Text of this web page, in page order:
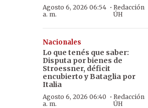
Agosto 6, 2026 06:54
a. m.
· Redacción
ÚH
Nacionales
Lo que tenés que saber:
Disputa por bienes de
Stroessner, déficit
encubierto y Bataglia por
Italia
Agosto 6, 2026 06:40
a. m.
· Redacción
ÚH